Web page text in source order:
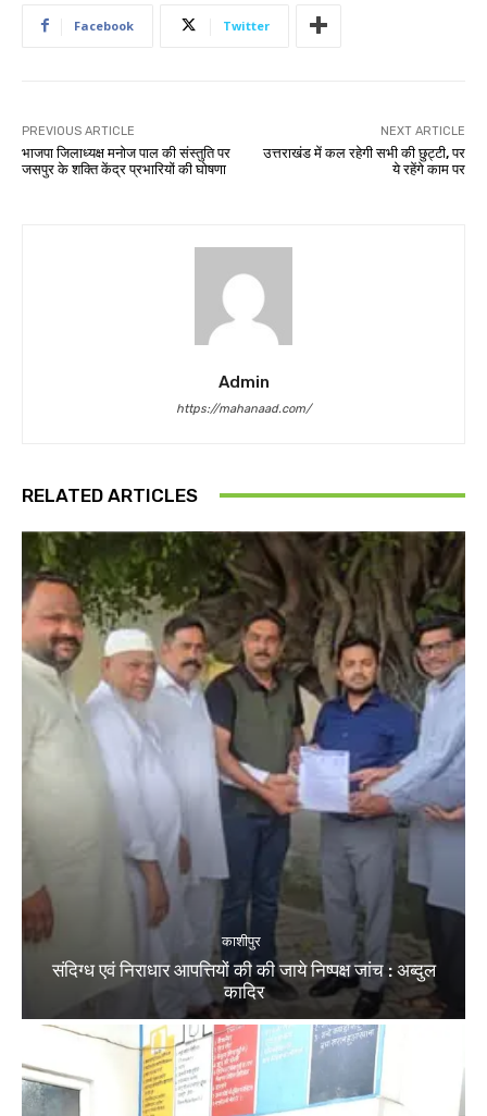
Facebook Twitter
PREVIOUS ARTICLE
भाजपा जिलाध्यक्ष मनोज पाल की संस्तुति पर
जसपुर के शक्ति केंद्र प्रभारियों की घोषणा
NEXT ARTICLE
उत्तराखंड में कल रहेगी सभी की छुट्टी, पर
ये रहेंगे काम पर
Admin
https://mahanaad.com/
RELATED ARTICLES
काशीपुर
संदिग्ध एवं निराधार आपत्तियों की की जाये निष्पक्ष जांच : अब्दुल
कादिर